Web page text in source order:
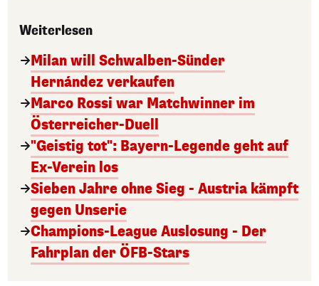
Weiterlesen
Milan will Schwalben-Sünder
Hernández verkaufen
Marco Rossi war Matchwinner im
Österreicher-Duell
"Geistig tot": Bayern-Legende geht auf
Ex-Verein los
Sieben Jahre ohne Sieg - Austria kämpft
gegen Unserie
Champions-League Auslosung - Der
Fahrplan der ÖFB-Stars